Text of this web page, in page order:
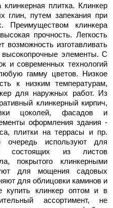
плитка. Клинкер
глин, путем запекания при
Преимуществом клинкера
прочность. Легкость
изготавливать
элементы. С
и современных технологий
гамму цветов. Низкое
к низким температурам,
для наружных работ. Из
клинкерный кирпич,
цоколей, фасадов и
оформления здания -
плитки на террасы и пр.
используют для
состоящих из листов
покрытого клинкерными
для мощения садовых
для облицовки каминов и
клинкер оптом и в
ассортимент, не